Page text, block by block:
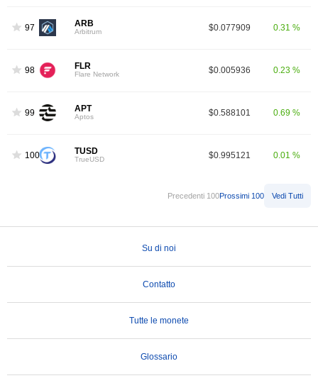
97 ARB
Arbitrum $0.077909 0.31 %
98 FLR
Flare Network $0.005936 0.23 %
99 APT
Aptos $0.588101 0.69 %
100 TUSD
TrueUSD $0.995121 0.01 %
Precedenti 100Prossimi 100 Vedi Tutti
Su di noi
Contatto
Tutte le monete
Glossario